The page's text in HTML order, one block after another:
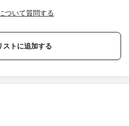
ついて質問する
ストに追加する